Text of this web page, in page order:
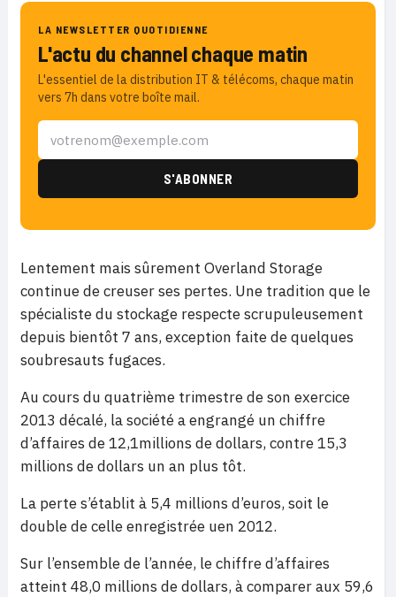
LA NEWSLETTER QUOTIDIENNE
L'actu du channel chaque matin
L'essentiel de la distribution IT & télécoms, chaque matin
vers 7h dans votre boîte mail.
Lentement mais sûrement Overland Storage
continue de creuser ses pertes. Une tradition que le
spécialiste du stockage respecte scrupuleusement
depuis bientôt 7 ans, exception faite de quelques
soubresauts fugaces.
Au cours du quatrième trimestre de son exercice
2013 décalé, la société a engrangé un chiffre
d’affaires de 12,1millions de dollars, contre 15,3
millions de dollars un an plus tôt.
La perte s’établit à 5,4 millions d’euros, soit le
double de celle enregistrée uen 2012.
Sur l’ensemble de l’année, le chiffre d’affaires
atteint 48,0 millions de dollars, à comparer aux 59,6